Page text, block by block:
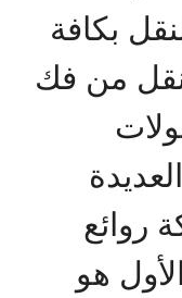
بكافة
من فك
روائع
هو